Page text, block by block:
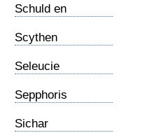
Schuld en
Scythen
Seleucie
Sepphoris
Sichar